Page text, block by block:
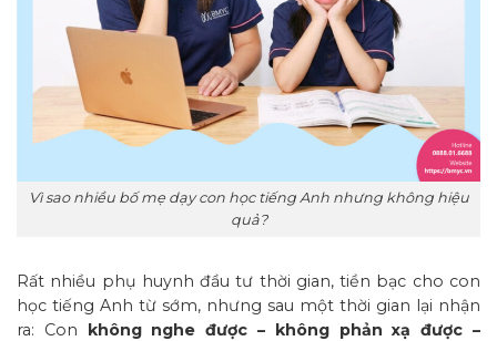
Vì sao nhiều bố mẹ dạy con học tiếng Anh nhưng không hiệu
quả?
Rất nhiều phụ huynh đầu tư thời gian, tiền bạc cho con
học tiếng Anh từ sớm, nhưng sau một thời gian lại nhận
ra: Con không nghe được – không phản xạ được –